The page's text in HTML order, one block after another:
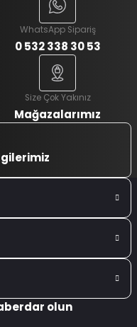
WhatsApp Sipariş
0 532 338 30 53
Size Çok Yakınız
Mağazalarımız
olun